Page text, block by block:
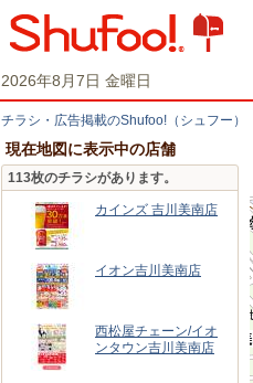
2026年8月7日 金曜日
チラシ・​広告掲載の​Shufoo!​（シュフー）
現在地図に表示中の店舗
113枚のチラシがあります。
カインズ 吉川美南店
イオン吉川美南店
西松屋チェーン/イオ
ンタウン吉川美南店